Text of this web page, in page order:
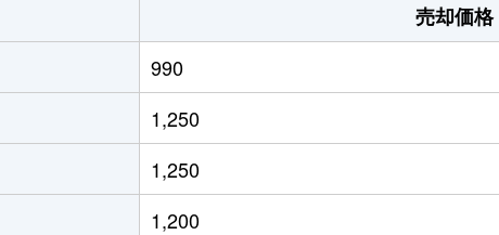
徒歩5分 100m² 65m²
徒歩6分 120m² 150m²
徒歩9分 340m² 145m²
徒歩24分 210m² 105m²
売却価格
990
1,250
1,250
1,200